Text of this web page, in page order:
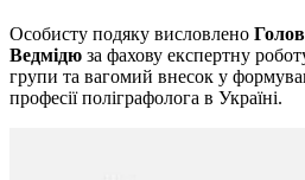
Особисту подяку висловлено
Ведмідю за фахову експертну
групи та вагомий внесок у
професії поліграфолога в Україні.